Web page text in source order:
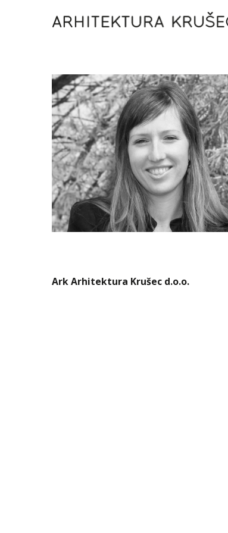
Lena Krušec, u.d.i.a.
Ark Arhitektura Krušec d.o.o.